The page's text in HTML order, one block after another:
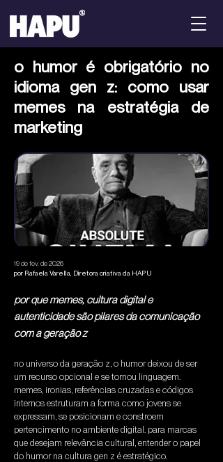
o humor é obrigatório no
idioma gen z: como usar
memes na estratégia de
marketing
19 de fev. de 2026
por Rafaela Varella, Diretora criativa da HAPU
por que memes, cultura digital e
autenticidade são pilares da comunicação
com a geração z
no universo da geração z, o humor deixou de ser
um recurso opcional e se tornou linguagem.
memes, ironias, referências cruzadas e códigos
internos estruturam a forma como jovens se
expressam, se posicionam e constroem
pertencimento no ambiente digital. para marcas
que desejam relevância cultural, entender o papel
do humor na cultura gen z é estratégico.